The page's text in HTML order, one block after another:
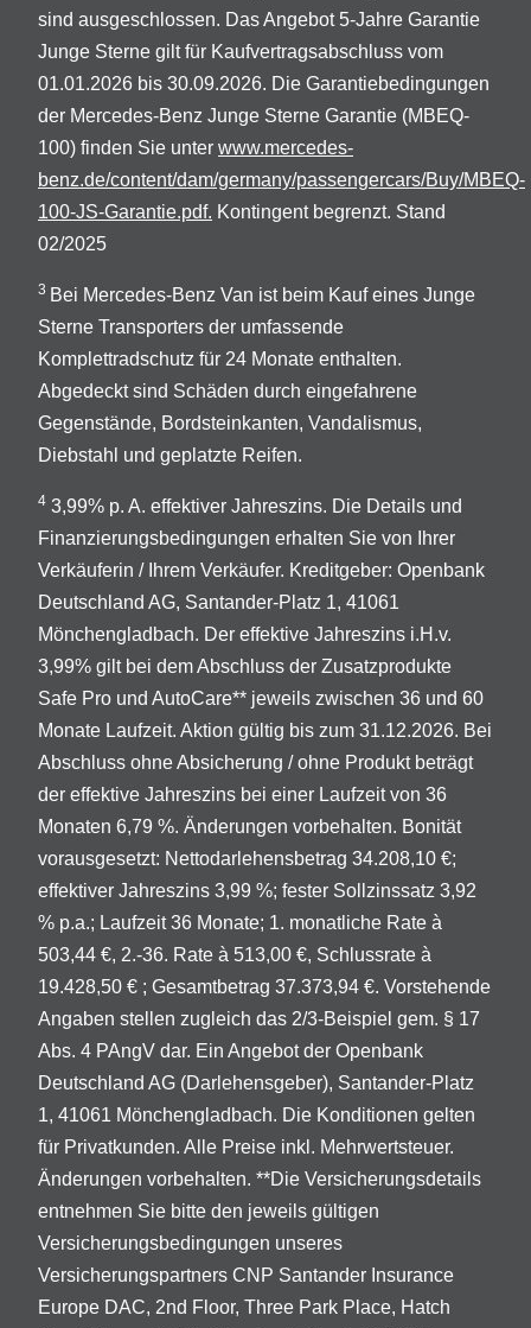
sind ausgeschlossen. Das Angebot 5-Jahre Garantie
Junge Sterne gilt für Kaufvertragsabschluss vom
01.01.2026 bis 30.09.2026. Die Garantiebedingungen
der Mercedes-Benz Junge Sterne Garantie (MBEQ-
100) finden Sie unter www.mercedes-
benz.de/content/dam/germany/passengercars/Buy/MBEQ-
100-JS-Garantie.pdf. Kontingent begrenzt. Stand
02/2025
3 Bei Mercedes-Benz Van ist beim Kauf eines Junge
Sterne Transporters der umfassende
Komplettradschutz für 24 Monate enthalten.
Abgedeckt sind Schäden durch eingefahrene
Gegenstände, Bordsteinkanten, Vandalismus,
Diebstahl und geplatzte Reifen.
4 3,99% p. A. effektiver Jahreszins. Die Details und
Finanzierungsbedingungen erhalten Sie von Ihrer
Verkäuferin / Ihrem Verkäufer. Kreditgeber: Openbank
Deutschland AG, Santander-Platz 1, 41061
Mönchengladbach. Der effektive Jahreszins i.H.v.
3,99% gilt bei dem Abschluss der Zusatzprodukte
Safe Pro und AutoCare** jeweils zwischen 36 und 60
Monate Laufzeit. Aktion gültig bis zum 31.12.2026. Bei
Abschluss ohne Absicherung / ohne Produkt beträgt
der effektive Jahreszins bei einer Laufzeit von 36
Monaten 6,79 %. Änderungen vorbehalten. Bonität
vorausgesetzt: Nettodarlehensbetrag 34.208,10 €;
effektiver Jahreszins 3,99 %; fester Sollzinssatz 3,92
% p.a.; Laufzeit 36 Monate; 1. monatliche Rate à
503,44 €, 2.-36. Rate à 513,00 €, Schlussrate à
19.428,50 € ; Gesamtbetrag 37.373,94 €. Vorstehende
Angaben stellen zugleich das 2/3-Beispiel gem. § 17
Abs. 4 PAngV dar. Ein Angebot der Openbank
Deutschland AG (Darlehensgeber), Santander-Platz
1, 41061 Mönchengladbach. Die Konditionen gelten
für Privatkunden. Alle Preise inkl. Mehrwertsteuer.
Änderungen vorbehalten. **Die Versicherungsdetails
entnehmen Sie bitte den jeweils gültigen
Versicherungsbedingungen unseres
Versicherungspartners CNP Santander Insurance
Europe DAC, 2nd Floor, Three Park Place, Hatch